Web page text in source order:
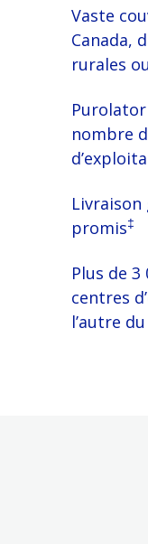
Vaste
Canada,
rurales
nombre
Livraison
promis‡
Plus de 3
centres
l’autre